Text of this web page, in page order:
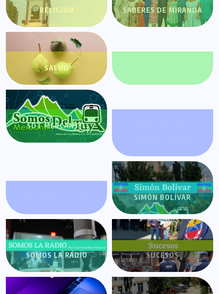
RELIGIÓN SABERES DE MIRANDA
SALUD
SDT MERCANTIL
SIMÓN BOLÍVAR
SOMOS LA RADIO SUCESOS